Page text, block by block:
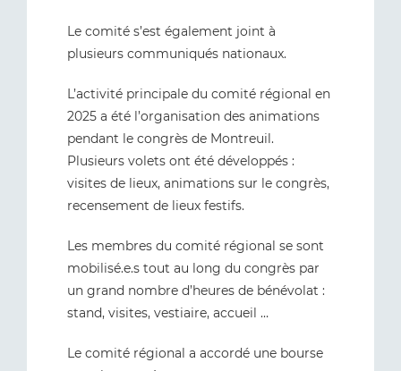
Le comité s’est également joint à
plusieurs communiqués nationaux.
L’activité principale du comité régional en
2025 a été l’organisation des animations
pendant le congrès de Montreuil.
Plusieurs volets ont été développés :
visites de lieux, animations sur le congrès,
recensement de lieux festifs.
Les membres du comité régional se sont
mobilisé.e.s tout au long du congrès par
un grand nombre d’heures de bénévolat :
stand, visites, vestiaire, accueil …
Le comité régional a accordé une bourse